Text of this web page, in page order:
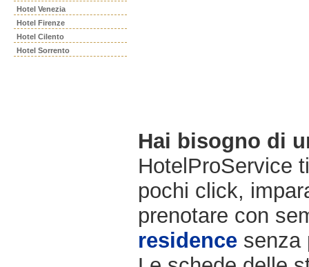
Hotel Venezia
Hotel Firenze
Hotel Cilento
Hotel Sorrento
Hai bisogno di
HotelProService
pochi click,
prenotare con
residence senza